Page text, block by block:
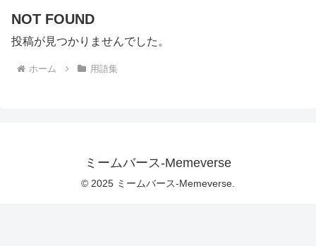
NOT FOUND
投稿が見つかりませんでした。
ホーム 用語集
ミームバース-Memeverse
© 2025 ミームバース-Memeverse.